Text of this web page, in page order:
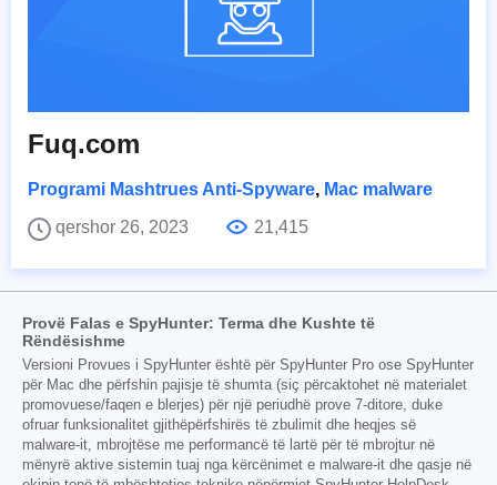
Fuq.com
Programi Mashtrues Anti-Spyware, Mac malware
qershor 26, 2023
21,415
Provë Falas e SpyHunter: Terma dhe Kushte të
Rëndësishme
Versioni Provues i SpyHunter është për SpyHunter Pro ose SpyHunter
për Mac dhe përfshin pajisje të shumta (siç përcaktohet në materialet
promovuese/faqen e blerjes) për një periudhë prove 7-ditore, duke
ofruar funksionalitet gjithëpërfshirës të zbulimit dhe heqjes së
malware-it, mbrojtëse me performancë të lartë për të mbrojtur në
mënyrë aktive sistemin tuaj nga kërcënimet e malware-it dhe qasje në